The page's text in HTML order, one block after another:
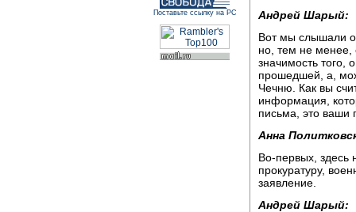
Поставьте ссылку на РС
Андрей Шарый:
Вот мы слышали о
но, тем не менее,
значимость того,
прошедшей, а,
Чечню. Как вы
информация,
письма, это ваши
Анна
Во-первых, здесь
прокуратуру,
заявление.
Андрей Шарый: